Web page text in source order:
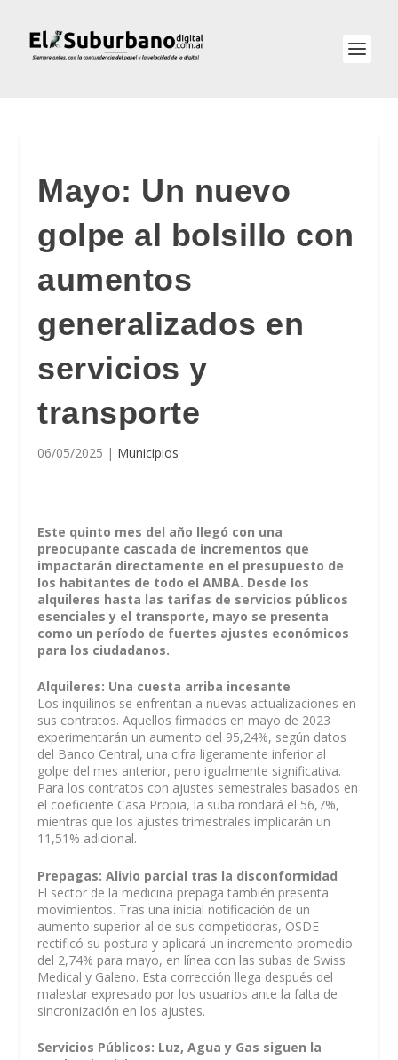
Mayo: Un nuevo
golpe al bolsillo con
aumentos
generalizados en
servicios y
transporte
06/05/2025 | Municipios
Este quinto mes del año llegó con una
preocupante cascada de incrementos que
impactarán directamente en el presupuesto de
los habitantes de todo el AMBA. Desde los
alquileres hasta las tarifas de servicios públicos
esenciales y el transporte, mayo se presenta
como un período de fuertes ajustes económicos
para los ciudadanos.
Alquileres: Una cuesta arriba incesante
Los inquilinos se enfrentan a nuevas actualizaciones en
sus contratos. Aquellos firmados en mayo de 2023
experimentarán un aumento del 95,24%, según datos
del Banco Central, una cifra ligeramente inferior al
golpe del mes anterior, pero igualmente significativa.
Para los contratos con ajustes semestrales basados en
el coeficiente Casa Propia, la suba rondará el 56,7%,
mientras que los ajustes trimestrales implicarán un
11,51% adicional.
Prepagas: Alivio parcial tras la disconformidad
El sector de la medicina prepaga también presenta
movimientos. Tras una inicial notificación de un
aumento superior al de sus competidoras, OSDE
rectificó su postura y aplicará un incremento promedio
del 2,74% para mayo, en línea con las subas de Swiss
Medical y Galeno. Esta corrección llega después del
malestar expresado por los usuarios ante la falta de
sincronización en los ajustes.
Servicios Públicos: Luz, Agua y Gas siguen la